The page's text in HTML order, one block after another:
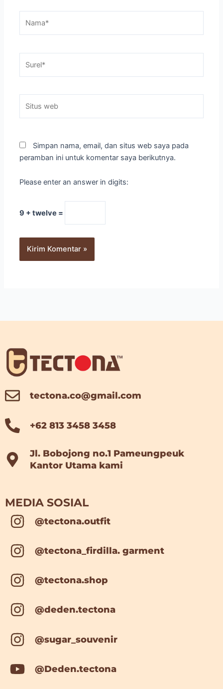
web
Simpan nama, email, dan situs web saya pada
peramban ini untuk komentar saya berikutnya.
Please enter an answer in digits:
9 + twelve =
tectona.co@gmail.com
+62 813 3458 3458
Jl. Bobojong no.1 Pameungpeuk
Kantor Utama kami
MEDIA SOSIAL
@tectona.outfit
@tectona_firdilla. garment
@tectona.shop
@deden.tectona
@sugar_souvenir
@Deden.tectona